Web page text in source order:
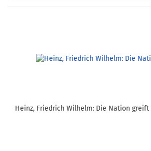
Heinz, Friedrich Wilhelm: Die Nation greift